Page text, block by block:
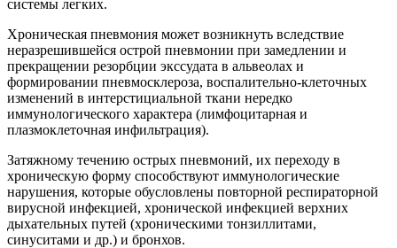
системы легких.
Хроническая пневмония может возникнуть вследствие
неразрешившейся острой пневмонии при замедлении и
прекращении резорбции экссудата в альвеолах и
формировании пневмосклероза, воспалительно-клеточных
изменений в интерстициальной ткани нередко
иммунологического характера (лимфоцитарная и
плазмоклеточная инфильтрация).
Затяжному течению острых пневмоний, их переходу в
хроническую форму способствуют иммунологические
нарушения, которые обусловлены повторной респираторной
вирусной инфекцией, хронической инфекцией верхних
дыхательных путей (хроническими тонзиллитами,
синуситами и др.) и бронхов.